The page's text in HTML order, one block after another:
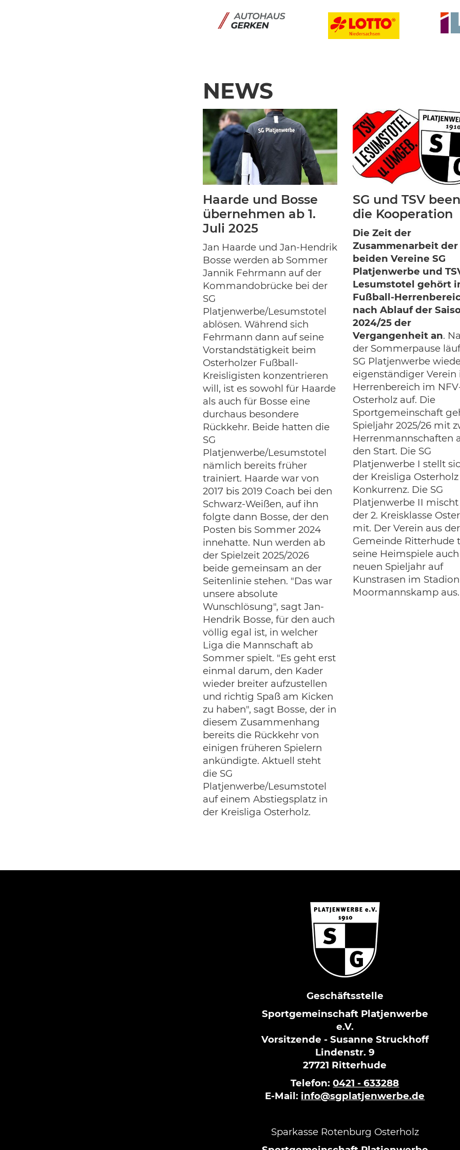
NEWS
Haarde und Bosse
übernehmen ab 1.
Juli 2025
Jan Haarde und Jan-Hendrik
Bosse werden ab Sommer
Jannik Fehrmann auf der
Kommandobrücke bei der
SG
Platjenwerbe/Lesumstotel
ablösen. Während sich
Fehrmann dann auf seine
Vorstandstätigkeit beim
Osterholzer Fußball-
Kreisligisten konzentrieren
will, ist es sowohl für Haarde
als auch für Bosse eine
durchaus besondere
Rückkehr. Beide hatten die
SG
Platjenwerbe/Lesumstotel
nämlich bereits früher
trainiert. Haarde war von
2017 bis 2019 Coach bei den
Schwarz-Weißen, auf ihn
folgte dann Bosse, der den
Posten bis Sommer 2024
innehatte. Nun werden ab
der Spielzeit 2025/2026
beide gemeinsam an der
Seitenlinie stehen. "Das war
unsere absolute
Wunschlösung", sagt Jan-
Hendrik Bosse, für den auch
völlig egal ist, in welcher
Liga die Mannschaft ab
Sommer spielt. "Es geht erst
einmal darum, den Kader
wieder breiter aufzustellen
und richtig Spaß am Kicken
zu haben", sagt Bosse, der in
diesem Zusammenhang
bereits die Rückkehr von
einigen früheren Spielern
ankündigte. Aktuell steht
die SG
Platjenwerbe/Lesumstotel
auf einem Abstiegsplatz in
der Kreisliga Osterholz.
SG und TSV
die Kooperation
Die Zeit der
Zusammenarbeit der
beiden Vereine SG
Platjenwerbe und
Lesumstotel gehört
Fußball-
nach Ablauf der
2024/25 der
Vergangenheit an.
der Sommerpause
SG Platjenwerbe
eigenständiger Verein
Herrenbereich im
Osterholz auf. Die
Sportgemeinschaft
Spieljahr 2025/26 mit
Herrenmannschaften
den Start. Die SG
Platjenwerbe I stellt
der Kreisliga
Konkurrenz. Die SG
Platjenwerbe II
der 2. Kreisklasse
mit. Der Verein aus der
Gemeinde Ritterhude
seine Heimspiele
neuen Spieljahr auf
Kunstrasen im Stadion
Moormannskamp aus.
Geschäftsstelle
Sportgemeinschaft Platjenwerbe
e.V.
Vorsitzende - Susanne Struckhoff
Lindenstr. 9
27721 Ritterhude
Telefon:0421 - 633288
E-Mail: info@sgplatjenwerbe.de
Sparkasse Rotenburg Osterholz